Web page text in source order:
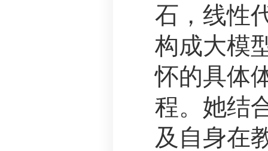
石，线性
构成大模
怀的具体
程。她结
及自身在